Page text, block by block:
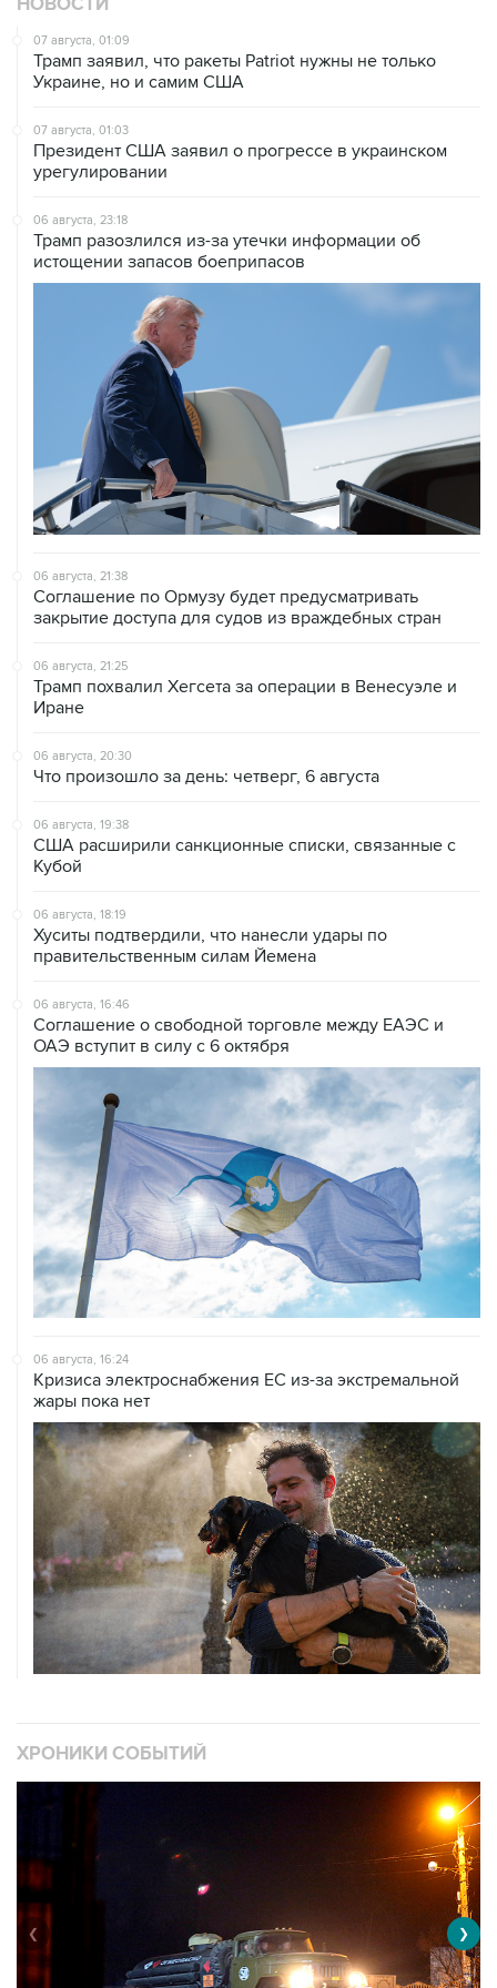
07 августа, 01:09
Трамп заявил, что ракеты Patriot нужны не только
Украине, но и самим США
07 августа, 01:03
Президент США заявил о прогрессе в украинском
урегулировании
06 августа, 23:18
Трамп разозлился из-за утечки информации об
истощении запасов боеприпасов
06 августа, 21:38
Соглашение по Ормузу будет предусматривать
закрытие доступа для судов из враждебных стран
06 августа, 21:25
Трамп похвалил Хегсета за операции в Венесуэле и
Иране
06 августа, 20:30
Что произошло за день: четверг, 6 августа
06 августа, 19:38
США расширили санкционные списки, связанные с
Кубой
06 августа, 18:19
Хуситы подтвердили, что нанесли удары по
правительственным силам Йемена
06 августа, 16:46
Соглашение о свободной торговле между ЕАЭС и
ОАЭ вступит в силу с 6 октября
06 августа, 16:24
Кризиса электроснабжения ЕС из-за экстремальной
жары пока нет
ХРОНИКИ СОБЫТИЙ
❮ ❯